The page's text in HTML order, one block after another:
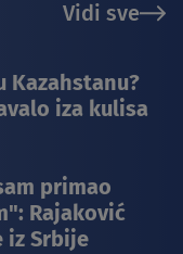
Vidi sve
Kazahstanu?
iza kulisa
primao
Rajaković
iz Srbije